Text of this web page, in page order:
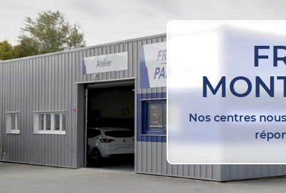
Nos centres